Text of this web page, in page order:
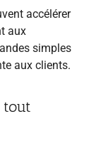
accélérer
aux
simples
aux clients.
tout